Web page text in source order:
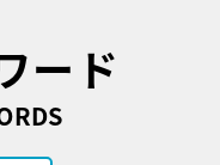
ード